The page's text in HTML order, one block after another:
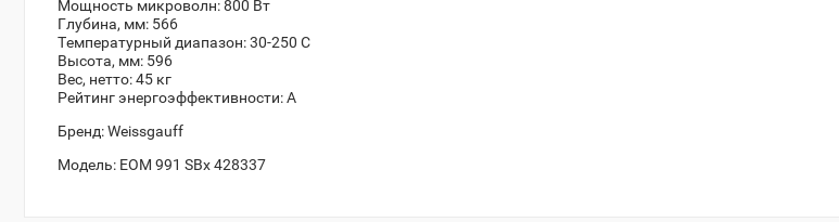
Мощность микроволн:800 Вт
Глубина, мм: 566
Температурный диапазон:30-250 С
Высота, мм: 596
Вес, нетто:45 кг
Рейтинг энергоэффективности:А
Бренд:Weissgauff
Модель: EOM 991 SBx 428337